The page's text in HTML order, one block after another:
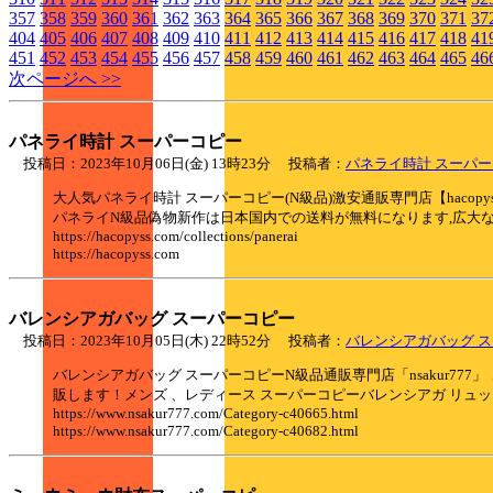
357 358 359 360 361 362 363 364 365 366 367 368 369 370 371
404 405 406 407 408 409 410 411 412 413 414 415 416 417 418
451 452 453 454 455 456 457 458 459 460 461 462 463 464 465
次ページへ >>
パネライ時計 スーパーコピー
投稿日：2023年10月06日(金) 13時23分 投稿者： パネライ時計 スーパ
大人気パネライ時計 スーパーコピー(N級品)激安通販専門店【
パネライN級品偽物新作は日本国内での送料が無料になります,広大
https://hacopyss.com/collections/panerai
https://hacopyss.com
バレンシアガバッグ スーパーコピー
投稿日：2023年10月05日(木) 22時52分 投稿者： バレンシアガバッグ
バレンシアガバッグ スーパーコピーN級品通販専門店「nsakur777
販します！メンズ 、レディース スーパーコピーバレンシアガ リュ
https://www.nsakur777.com/Category-c40665.html
https://www.nsakur777.com/Category-c40682.html